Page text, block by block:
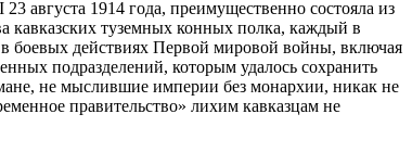
августа 1914 года, преимущественно состояла из
кавказских туземных конных полка, каждый в
боевых действиях Первой мировой войны, включая
подразделений, которым удалось сохранить
не мыслившие империи без монархии, никак не
правительство» лихим кавказцам не